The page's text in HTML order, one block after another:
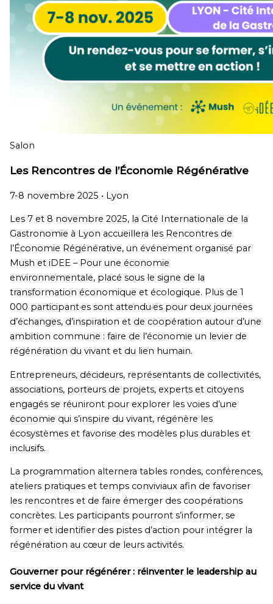
Salon
Les Rencontres de l’Économie Régénérative
7-8 novembre 2025 • Lyon
Les 7 et 8 novembre 2025, la Cité Internationale de la
Gastronomie à Lyon accueillera les Rencontres de
l’Économie Régénérative, un événement organisé par
Mush et iDEE – Pour une économie
environnementale, placé sous le signe de la
transformation économique et écologique. Plus de 1
000 participant·es sont attendu·es pour deux journées
d’échanges, d’inspiration et de coopération autour d’une
ambition commune : faire de l’économie un levier de
régénération du vivant et du lien humain.
Entrepreneurs, décideurs, représentants de collectivités,
associations, porteurs de projets, experts et citoyens
engagés se réuniront pour explorer les voies d’une
économie qui s’inspire du vivant, régénère les
écosystèmes et favorise des modèles plus durables et
inclusifs.
La programmation alternera tables rondes, conférences,
ateliers pratiques et temps conviviaux afin de favoriser
les rencontres et de faire émerger des coopérations
concrètes. Les participants pourront s’informer, se
former et identifier des pistes d’action pour intégrer la
régénération au cœur de leurs activités.
Gouverner pour régénérer : réinventer le leadership au
service du vivant